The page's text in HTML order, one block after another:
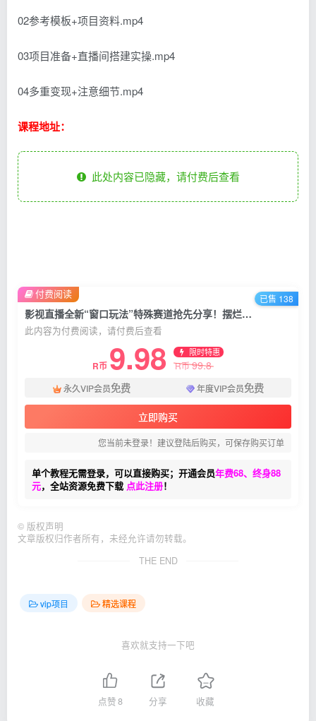
02参考模板+项目资料.mp4
03项目准备+直播间搭建实操.mp4
04多重变现+注意细节.mp4
课程地址：
此处内容已隐藏，请付费后查看
影视直播全新“窗口玩法”特殊赛道抢先分享！摆烂一样有钱赚（附500G素材）
此内容为付费阅读，请付费后查看
R币 9.98 限时特惠
R币99.8
永久VIP会员免费 年度VIP会员免费
立即购买
您当前未登录！建议登陆后购买，可保存购买订单
单个教程无需登录，可以直接购买；开通会员年费68、终身88
元，全站资源免费下载 点此注册！
付费阅读 已售 138
© 版权声明
文章版权归作者所有，未经允许请勿转载。
THE END
vip项目 精选课程
喜欢就支持一下吧
点赞8 分享 收藏